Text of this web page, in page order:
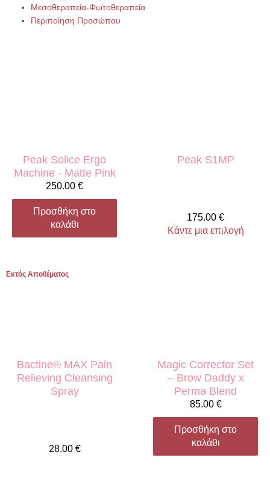
Μεσοθεραπεία-Φωτοθεραπεία
Περιποίηση Προσώπου
Peak Solice Ergo
Machine - Matte Pink
250.00 €
Προσθήκη στο
καλάθι
Peak S1MP
175.00 €
Κάντε μια επιλογή
Εκτός Αποθέματος
Bactine® MAX Pain
Relieving Cleansing
Spray
28.00 €
Magic Corrector Set
– Brow Daddy x
Perma Blend
85.00 €
Προσθήκη στο
καλάθι